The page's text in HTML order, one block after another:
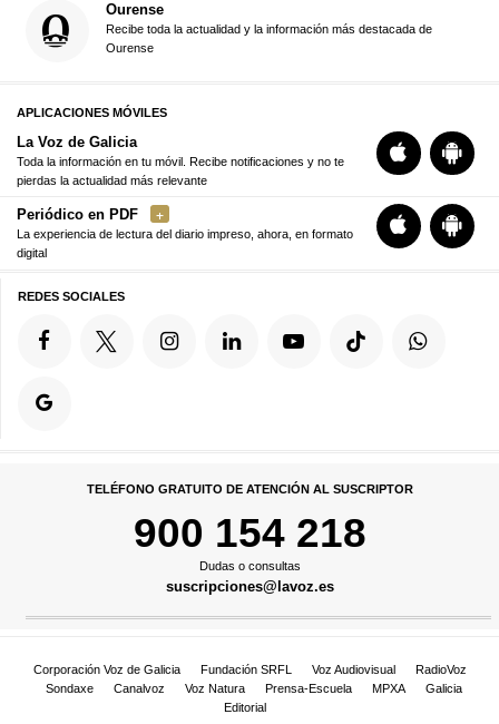
Ourense
Recibe toda la actualidad y la información más destacada de
Ourense
APLICACIONES MÓVILES
La Voz de Galicia
Toda la información en tu móvil. Recibe notificaciones y no te
pierdas la actualidad más relevante
Periódico en PDF
La experiencia de lectura del diario impreso, ahora, en formato
digital
REDES SOCIALES
TELÉFONO GRATUITO DE ATENCIÓN AL SUSCRIPTOR
900 154 218
Dudas o consultas
suscripciones@lavoz.es
Corporación Voz de Galicia Fundación SRFL Voz Audiovisual
RadioVoz
Sondaxe
Canalvoz Voz Natura Prensa-Escuela MPXA
Galicia
Editorial